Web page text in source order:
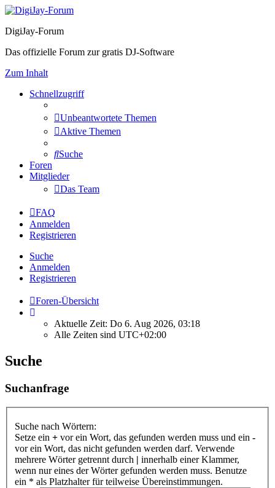
DigiJay-Forum
Das offizielle Forum zur gratis DJ-Software
Zum Inhalt
Schnellzugriff
Unbeantwortete Themen
Aktive Themen
Suche
Foren
Mitglieder
Das Team
FAQ
Anmelden
Registrieren
Suche
Anmelden
Registrieren
Foren-Übersicht
Aktuelle Zeit: Do 6. Aug 2026, 03:18
Alle Zeiten sind UTC+02:00
Suche
Suchanfrage
Suche nach Wörtern:
Setze ein + vor ein Wort, das gefunden werden muss und ein -
vor ein Wort, das nicht gefunden werden darf. Verwende
mehrere Wörter getrennt durch | innerhalb einer Klammer,
wenn nur eines der Wörter gefunden werden muss. Benutze
ein * als Platzhalter für teilweise Übereinstimmungen.